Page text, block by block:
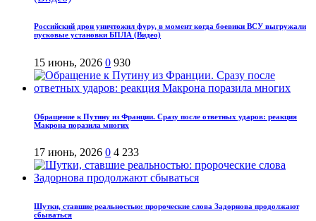
Российский дрон уничтожил фуру, в момент когда боевики ВСУ выгружали
пусковые установки БПЛА (Видео)
15 июнь, 2026 0 930
Обращение к Путину из Франции. Сразу после ответных ударов: реакция
Макрона поразила многих
17 июнь, 2026 0 4 233
Шутки, ставшие реальностью: пророческие слова Задорнова продолжают
сбываться